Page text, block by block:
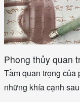
Phong thủy quan
Tầm quan trọng của
những khía cạnh